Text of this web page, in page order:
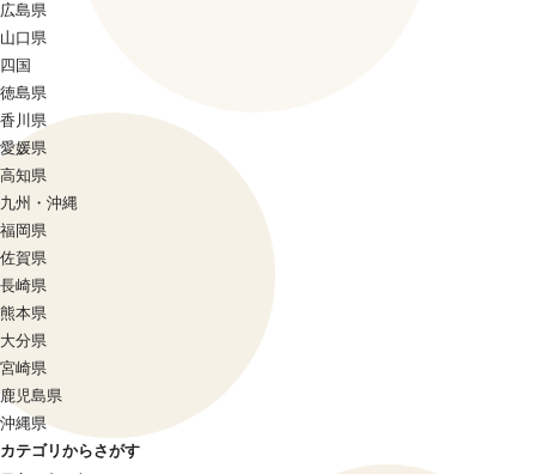
広島県
山口県
四国
徳島県
香川県
愛媛県
高知県
九州・沖縄
福岡県
佐賀県
長崎県
熊本県
大分県
宮崎県
鹿児島県
沖縄県
カテゴリからさがす